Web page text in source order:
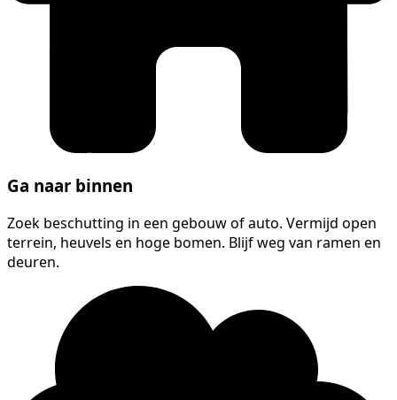
Ga naar binnen
Zoek beschutting in een gebouw of auto. Vermijd open
terrein, heuvels en hoge bomen. Blijf weg van ramen en
deuren.